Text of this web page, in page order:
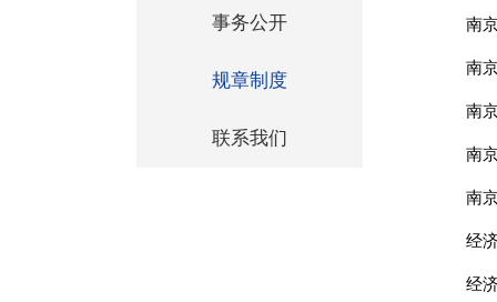
事务公开
规章制度
联系我们
南
南
南
南
南
经
经